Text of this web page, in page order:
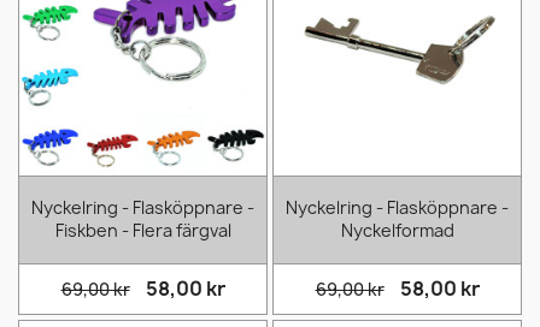
Nyckelring - Flasköppnare -
Fiskben - Flera färgval
69,00 kr 58,00 kr
Nyckelring - Flasköppnare -
Nyckelformad
69,00 kr 58,00 kr